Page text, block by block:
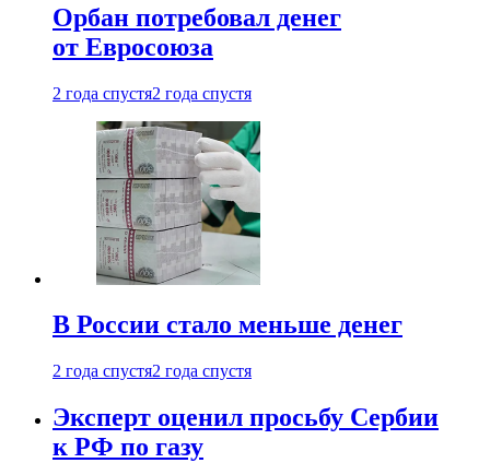
Орбан потребовал денег
от Евросоюза
2 года спустя2 года спустя
В России стало меньше денег
2 года спустя2 года спустя
Эксперт оценил просьбу Сербии
к РФ по газу